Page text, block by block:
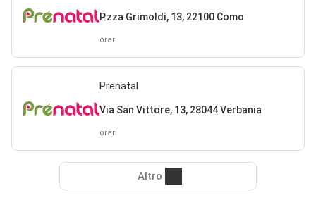
P.zza Grimoldi, 13, 22100 Como
orari
Prenatal
Via San Vittore, 13, 28044 Verbania
orari
Altro